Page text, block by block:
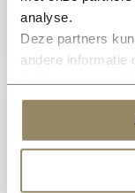
analyse.
Deze partners
andere informatie
services.
Prijs op aanvraag